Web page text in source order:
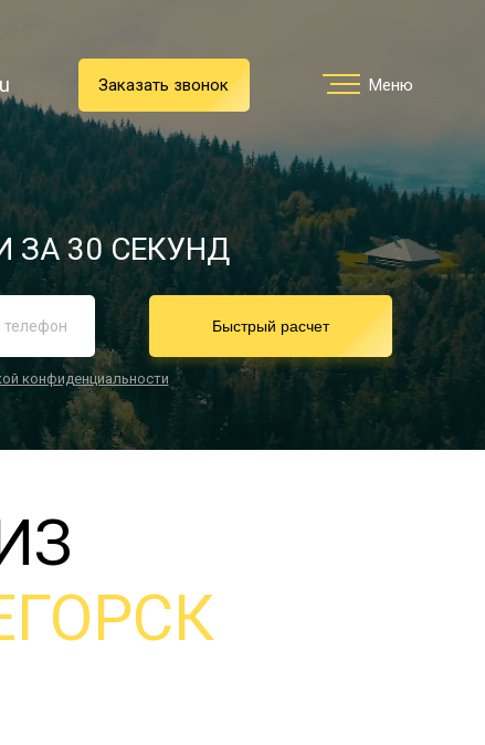
Заказать звонок Меню
Услуги
О компании
Отзывы
Заказать звонок Меню
ЗА 30 СЕКУНД
Быстрый расчет
конфиденциальности